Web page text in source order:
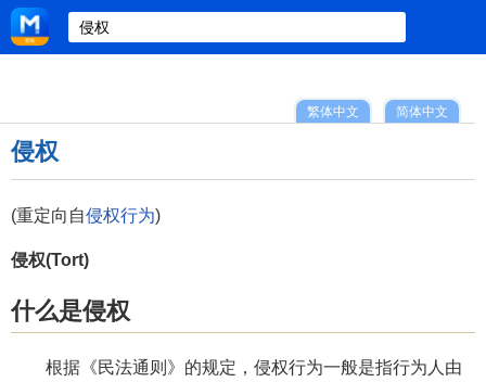
简体中文
繁体中文
侵权
(重定向自侵权行为)
侵权(Tort)
什么是侵权
根据《民法通则》的规定，侵权行为一般是指行为人由